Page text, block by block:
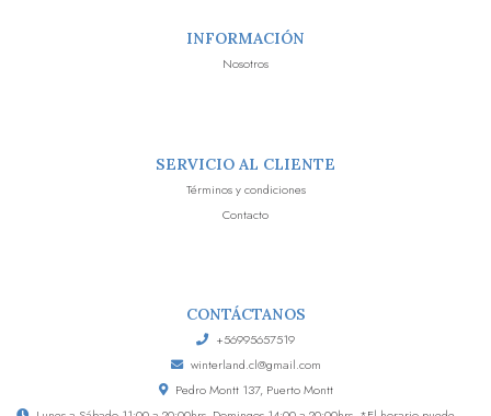
INFORMACIÓN
Nosotros
SERVICIO AL CLIENTE
Términos y condiciones
Contacto
CONTÁCTANOS
+56995657519
winterland.cl@gmail.com
Pedro Montt 137, Puerto Montt